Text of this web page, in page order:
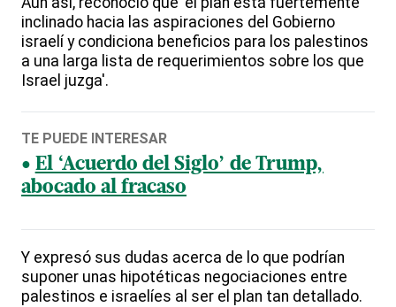
inclinado hacia las aspiraciones del Gobierno
israelí y condiciona beneficios para los palestinos
a una larga lista de requerimientos sobre los que
Israel juzga'.
TE PUEDE INTERESAR
El ‘Acuerdo del Siglo’ de Trump,
abocado al fracaso
Y expresó sus dudas acerca de lo que podrían
suponer unas hipotéticas negociaciones entre
palestinos e israelíes al ser el plan tan detallado.